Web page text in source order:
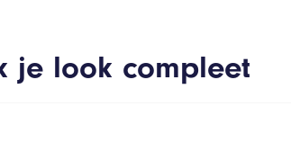
je look compleet